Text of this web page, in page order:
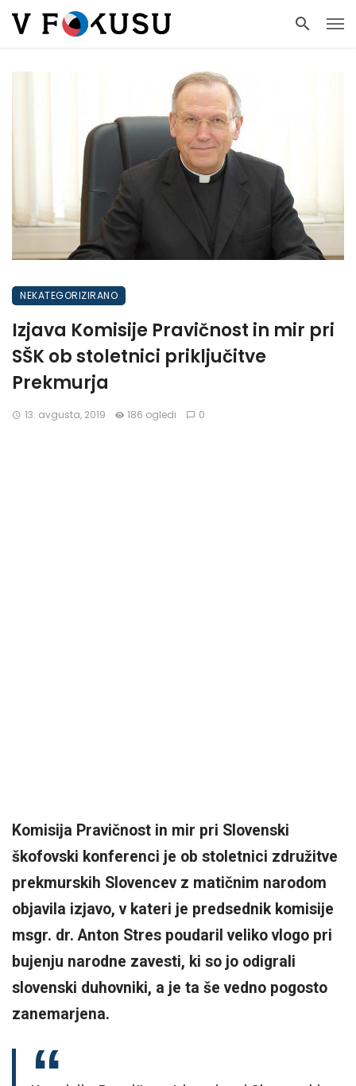
NEKATEGORIZIRANO
Izjava Komisije Pravičnost in mir pri
SŠK ob stoletnici priključitve
Prekmurja
13. avgusta, 2019 186 ogledi 0
Komisija Pravičnost in mir pri Slovenski
škofovski konferenci je ob stoletnici združitve
prekmurskih Slovencev z matičnim narodom
objavila izjavo, v kateri je predsednik komisije
msgr. dr. Anton Stres poudaril veliko vlogo pri
bujenju narodne zavesti, ki so jo odigrali
slovenski duhovniki, a je ta še vedno pogosto
zanemarjena.